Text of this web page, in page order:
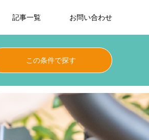
記事一覧 お問い合わせ